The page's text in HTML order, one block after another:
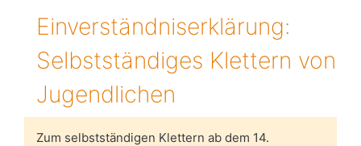
Einverständniserklärung:
Selbstständiges Klettern von
Jugendlichen
Zum selbstständigen Klettern ab dem 14.